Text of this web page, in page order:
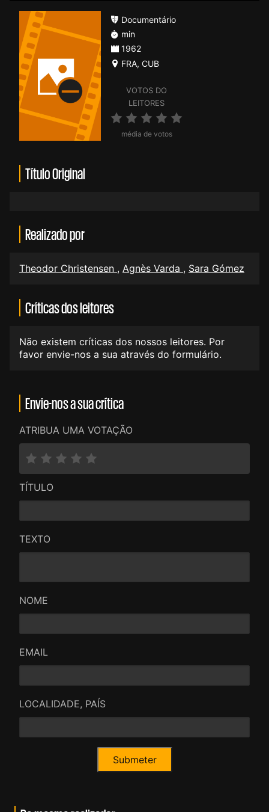
VOTOS DO
LEITORES
média de votos
Documentário
min
1962
FRA, CUB
Título Original
Realizado por
Theodor Christensen , Agnès Varda , Sara Gómez
Críticas dos leitores
Não existem críticas dos nossos leitores. Por
favor envie-nos a sua através do formulário.
Envie-nos a sua crítica
ATRIBUA UMA VOTAÇÃO
TÍTULO
TEXTO
NOME
EMAIL
LOCALIDADE, PAÍS